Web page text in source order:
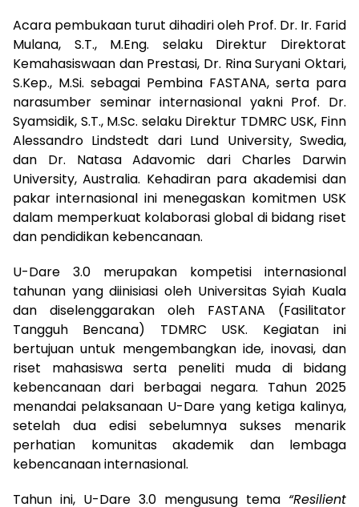
Acara pembukaan turut dihadiri oleh Prof. Dr. Ir. Farid
Mulana, S.T., M.Eng. selaku Direktur Direktorat
Kemahasiswaan dan Prestasi, Dr. Rina Suryani Oktari,
S.Kep., M.Si. sebagai Pembina FASTANA, serta para
narasumber seminar internasional yakni Prof. Dr.
Syamsidik, S.T., M.Sc. selaku Direktur TDMRC USK, Finn
Alessandro Lindstedt dari Lund University, Swedia,
dan Dr. Natasa Adavomic dari Charles Darwin
University, Australia. Kehadiran para akademisi dan
pakar internasional ini menegaskan komitmen USK
dalam memperkuat kolaborasi global di bidang riset
dan pendidikan kebencanaan.
U-Dare 3.0 merupakan kompetisi internasional
tahunan yang diinisiasi oleh Universitas Syiah Kuala
dan diselenggarakan oleh FASTANA (Fasilitator
Tangguh Bencana) TDMRC USK. Kegiatan ini
bertujuan untuk mengembangkan ide, inovasi, dan
riset mahasiswa serta peneliti muda di bidang
kebencanaan dari berbagai negara. Tahun 2025
menandai pelaksanaan U-Dare yang ketiga kalinya,
setelah dua edisi sebelumnya sukses menarik
perhatian komunitas akademik dan lembaga
kebencanaan internasional.
Tahun ini, U-Dare 3.0 mengusung tema “Resilient